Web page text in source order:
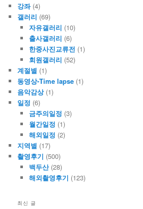
강좌(4)
갤러리 (69)
자유갤러리 (10)
출사갤러리 (6)
한중사진교류전 (1)
회원갤러리 (52)
계절별 (1)
동영상-Time lapse (1)
음악감상(1)
일정 (6)
금주의일정 (3)
월간일정 (1)
해외일정 (2)
지역별 (17)
촬영후기 (500)
백두산(28)
해외촬영후기 (123)
최신 글